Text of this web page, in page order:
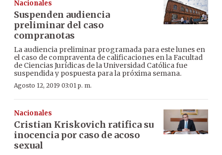
Nacionales
Suspenden audiencia
preliminar del caso
compranotas
La audiencia preliminar programada para este lunes en
el caso de compraventa de calificaciones en la Facultad
de Ciencias Jurídicas de la Universidad Católica fue
suspendida y pospuesta para la próxima semana.
Agosto 12, 2019 03:01 p. m.
Nacionales
Cristian Kriskovich ratifica su
inocencia por caso de acoso
sexual